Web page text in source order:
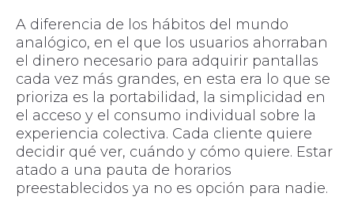
A diferencia de los hábitos del mundo
analógico, en el que los usuarios ahorraban
el dinero necesario para adquirir pantallas
cada vez más grandes, en esta era lo que se
prioriza es la portabilidad, la simplicidad en
el acceso y el consumo individual sobre la
experiencia colectiva. Cada cliente quiere
decidir qué ver, cuándo y cómo quiere. Estar
atado a una pauta de horarios
preestablecidos ya no es opción para nadie.